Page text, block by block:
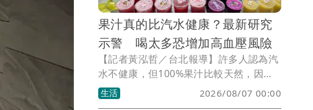
果汁真的比汽水健康？最新研究
示警 喝太多恐增加高血壓風險
【記者黃泓哲／台北報導】許多人認為汽
水不健康，但100%果汁比較天然，因此
可以放心喝。不過醫師楊宗衡引用最新發
表於《Circulation》的研究指出，果汁雖
生活 2026/08/07 00:00